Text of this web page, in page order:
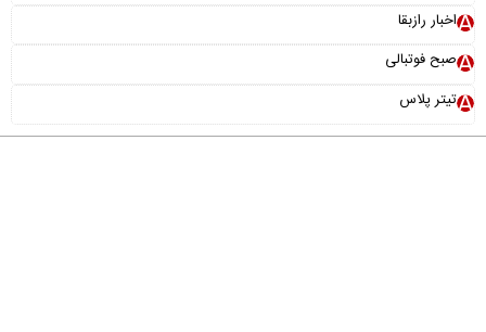
اخبار رازبقا
صبح فوتبالی
تیتر پلاس